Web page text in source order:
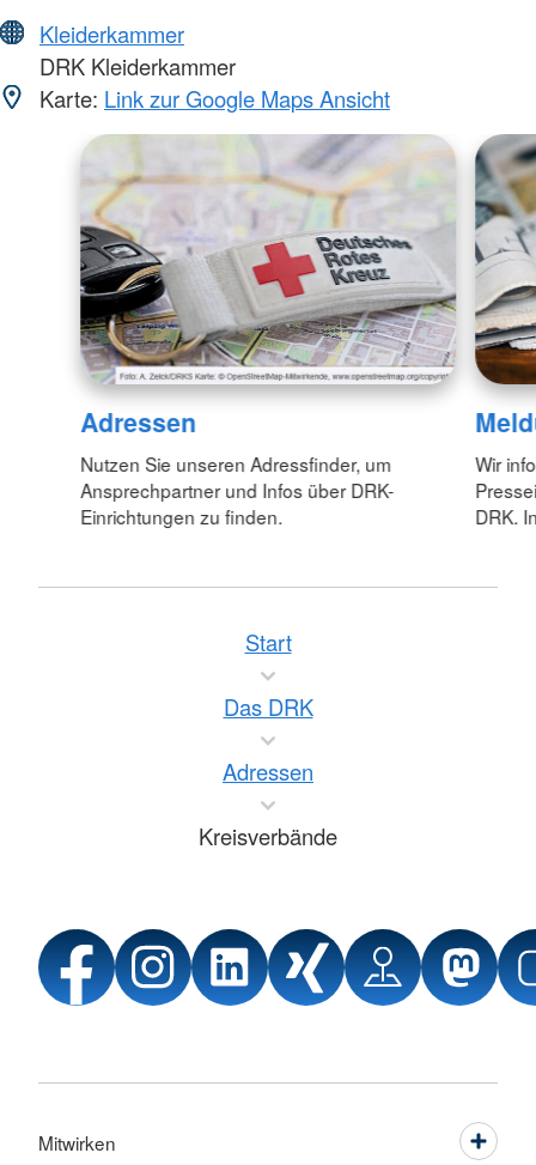
Kleiderkammer
DRK Kleiderkammer
Karte: Link zur Google Maps Ansicht
Adressen
Nutzen Sie unseren Adressfinder, um
Ansprechpartner und Infos über DRK-
Einrichtungen zu finden.
Wir
DRK.
Start
Das DRK
Adressen
Kreisverbände
Mitwirken